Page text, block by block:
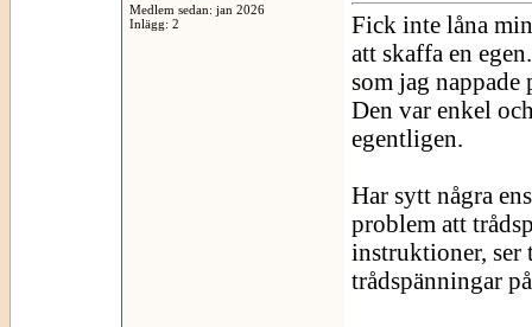
Medlem sedan: jan 2026
Inlägg: 2
Fick inte låna
att skaffa en
som jag nappade
Den var enkel
egentligen.
Har sytt några
problem att
instruktioner,
trådspänningar